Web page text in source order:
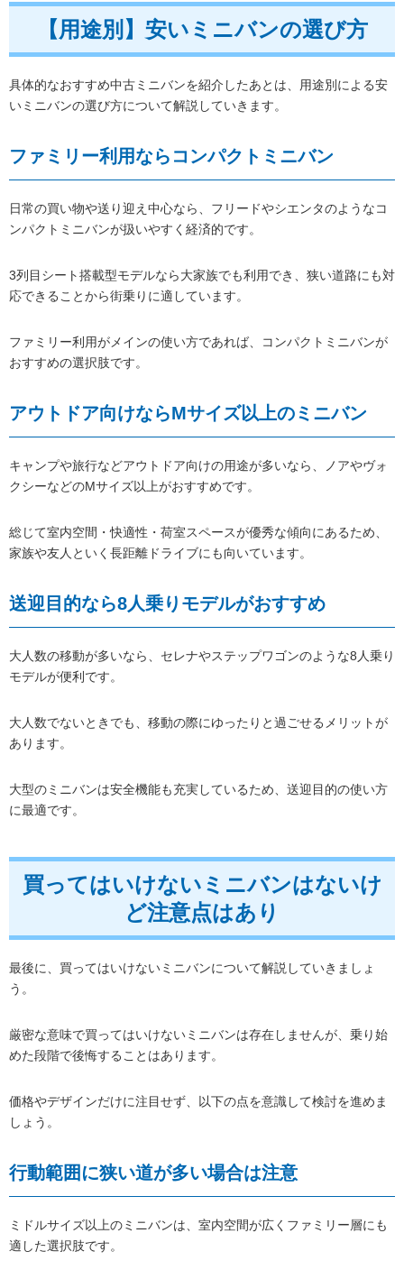
【用途別】安いミニバンの選び方
具体的なおすすめ中古ミニバンを紹介したあとは、用途別による安
いミニバンの選び方について解説していきます。
ファミリー利用ならコンパクトミニバン
日常の買い物や送り迎え中心なら、フリードやシエンタのようなコ
ンパクトミニバンが扱いやすく経済的です。
3列目シート搭載型モデルなら大家族でも利用でき、狭い道路にも対
応できることから街乗りに適しています。
ファミリー利用がメインの使い方であれば、コンパクトミニバンが
おすすめの選択肢です。
アウトドア向けならMサイズ以上のミニバン
キャンプや旅行などアウトドア向けの用途が多いなら、ノアやヴォ
クシーなどのMサイズ以上がおすすめです。
総じて室内空間・快適性・荷室スペースが優秀な傾向にあるため、
家族や友人といく長距離ドライブにも向いています。
送迎目的なら8人乗りモデルがおすすめ
大人数の移動が多いなら、セレナやステップワゴンのような8人乗り
モデルが便利です。
大人数でないときでも、移動の際にゆったりと過ごせるメリットが
あります。
大型のミニバンは安全機能も充実しているため、送迎目的の使い方
に最適です。
買ってはいけないミニバンはないけ
ど注意点はあり
最後に、買ってはいけないミニバンについて解説していきましょ
う。
厳密な意味で買ってはいけないミニバンは存在しませんが、乗り始
めた段階で後悔することはあります。
価格やデザインだけに注目せず、以下の点を意識して検討を進めま
しょう。
行動範囲に狭い道が多い場合は注意
ミドルサイズ以上のミニバンは、室内空間が広くファミリー層にも
適した選択肢です。